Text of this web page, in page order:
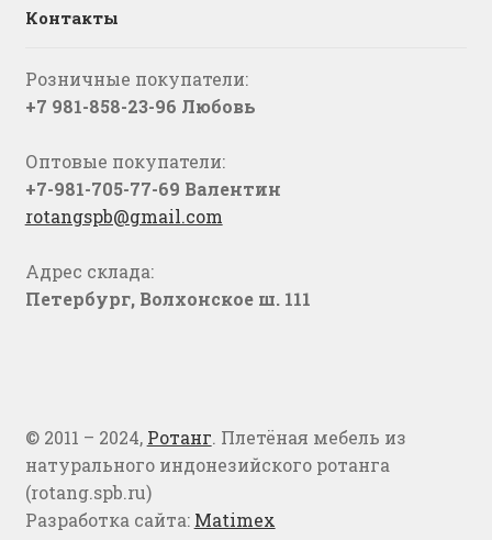
Контакты
Розничные покупатели:
+7 981-858-23-96 Любовь
Оптовые покупатели:
+7-981-705-77-69 Валентин
rotangspb@gmail.com
Адрес склада:
Петербург, Волхонское ш. 111
© 2011 – 2024, Ротанг. Плетёная мебель из
натурального индонезийского ротанга
(rotang.spb.ru)
Разработка сайта: Matimex